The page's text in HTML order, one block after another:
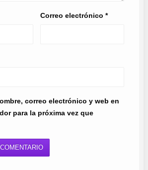
Correo electrónico*
correo electrónico y web en
para la próxima vez que